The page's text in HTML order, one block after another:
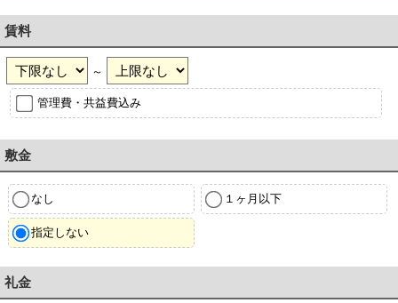
賃料
～
管理費・共益費込み
敷金
なし １ヶ月以下
指定しない
礼金